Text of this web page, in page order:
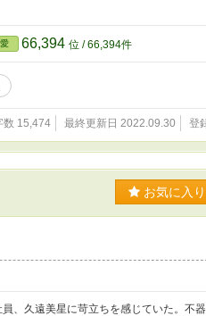
66,394 位 / 66,394件
数 15,474 最終更新日 2022.09.30 登
お気に入
、久遠美星に苛立ちを感じていた。不